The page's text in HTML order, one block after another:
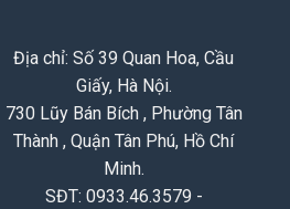
Địa chỉ: Số 39 Quan Hoa, Cầu
Giấy, Hà Nội.
730 Lũy Bán Bích , Phường Tân
Thành , Quận Tân Phú, Hồ Chí
Minh.
SĐT: 0933.46.3579 -